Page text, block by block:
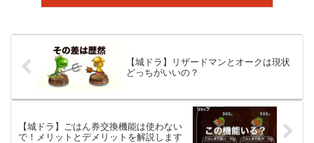
【城ドラ】リザードマンとオークは現状
どっちがいいの？
【城ドラ】ごはん券交換機能は使わない
で！メリットとデメリットを解説します